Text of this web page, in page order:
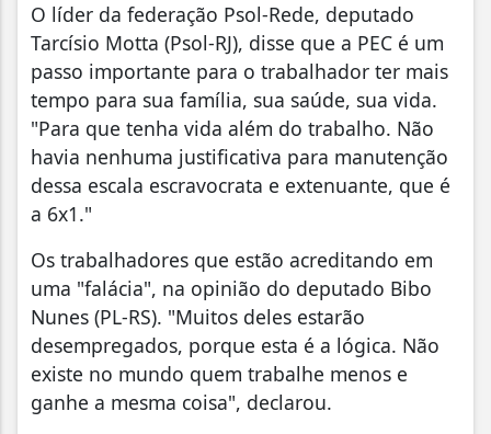
O líder da federação Psol-Rede, deputado
Tarcísio Motta (Psol-RJ), disse que a PEC é um
passo importante para o trabalhador ter mais
tempo para sua família, sua saúde, sua vida.
"Para que tenha vida além do trabalho. Não
havia nenhuma justificativa para manutenção
dessa escala escravocrata e extenuante, que é
a 6x1."
Os trabalhadores que estão acreditando em
uma "falácia", na opinião do deputado Bibo
Nunes (PL-RS). "Muitos deles estarão
desempregados, porque esta é a lógica. Não
existe no mundo quem trabalhe menos e
ganhe a mesma coisa", declarou.